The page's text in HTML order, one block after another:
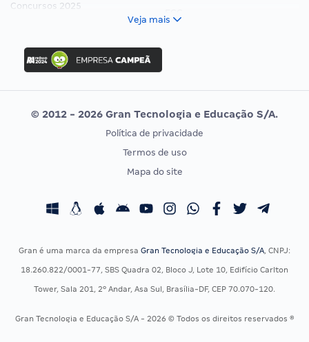
Concursos 2025
Concurso Ibama
Concurso MPU
Editais publicados
Vunesp
CONCURSOS POR PROFISSÃO
Concursos Fiscais
Concursos Saúde
Residência Multiprofissional
EXAME DE ORDEM
Calendário OAB
Veja mais
© 2012 - 2026 Gran Tecnologia e Educação S/A.
Política de privacidade
Termos de uso
Mapa do site
Gran é uma marca da empresa Gran Tecnologia e Educação S/A, CNPJ:
18.260.822/0001-77, SBS Quadra 02, Bloco J, Lote 10, Edifício Carlton
Tower, Sala 201, 2º Andar, Asa Sul, Brasília-DF, CEP 70.070-120.
Gran Tecnologia e Educação S/A - 2026 © Todos os direitos reservados ®